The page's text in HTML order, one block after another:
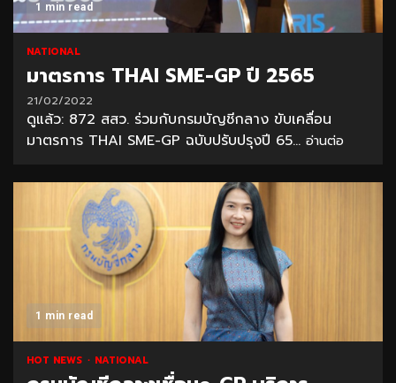
1 min read
NATIONAL
มาตรการ THAI SME-GP ปี 2565
21/02/2022
ดูแล้ว: 872 สสว. ร่วมกับกรมบัญชีกลาง ขับเคลื่อน
มาตรการ THAI SME-GP ฉบับปรับปรุงปี 65... อ่านต่อ
1 min read
HOT NEWS NATIONAL